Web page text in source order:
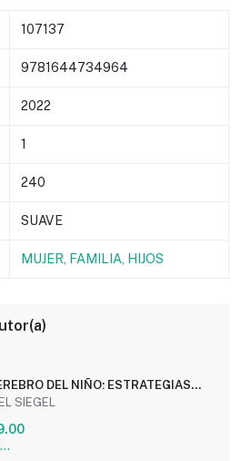
107137
9781644734964
2022
1
240
SUAVE
MUJER, FAMILIA, HIJOS
DEL NIÑO: ESTRATEGIAS
SIEGEL